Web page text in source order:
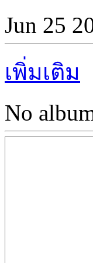
Jun 25
เพิ่มเติม
No